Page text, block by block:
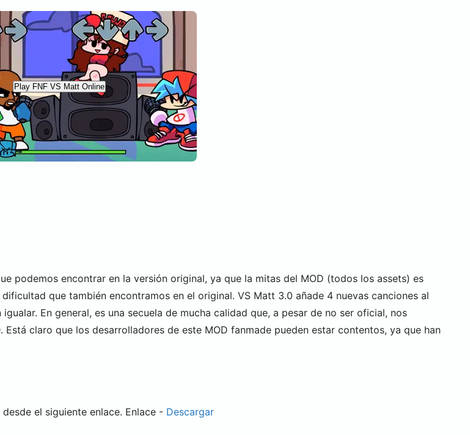
Play FNF VS Matt Online
podemos encontrar en la versión original, ya que la mitas del MOD (todos los assets) es
que también encontramos en el original. VS Matt 3.0 añade 4 nuevas canciones al
En general, es una secuela de mucha calidad que, a pesar de no ser oficial, nos
claro que los desarrolladores de este MOD fanmade pueden estar contentos, ya que han
el siguiente enlace. Enlace - Descargar